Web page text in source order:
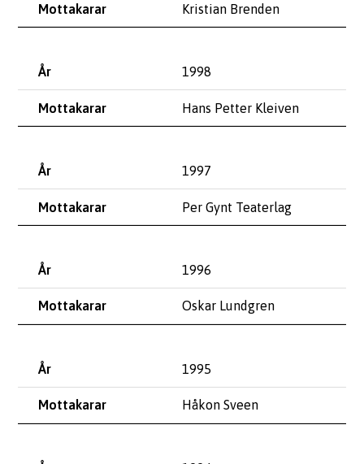
Kristian Brenden
1998
Hans Petter Kleiven
1997
Per Gynt Teaterlag
1996
Oskar Lundgren
1995
Håkon Sveen